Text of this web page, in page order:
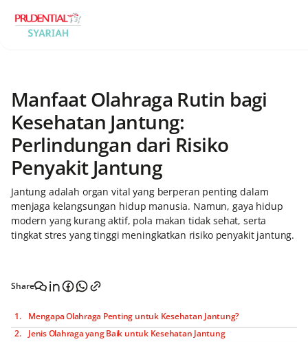
Manfaat Olahraga Rutin bagi
Kesehatan Jantung:
Perlindungan dari Risiko
Penyakit Jantung
Jantung adalah organ vital yang berperan penting dalam
menjaga kelangsungan hidup manusia. Namun, gaya hidup
modern yang kurang aktif, pola makan tidak sehat, serta
tingkat stres yang tinggi meningkatkan risiko penyakit jantung.
Share
Mengapa Olahraga Penting untuk Kesehatan Jantung?
Jenis Olahraga yang Baik untuk Kesehatan Jantung